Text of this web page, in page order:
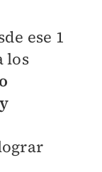
ese 1
los